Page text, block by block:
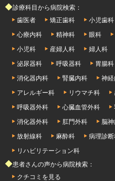
◆診療科目から病院検索：
歯医者
矯正歯科 小児歯科
心療内科
精神科 眼科
小児科
産婦人科 婦人科
泌尿器科
呼吸器科 胃腸科
消化器内科
腎臓内科 神
アレルギー科
リウマチ科
呼吸器外科
心臓血管外科
消化器外科
肛門外科 脳
放射線科
麻酔科 病理診
リハビリテーション科
◆患者さんの声から病院検索：
クチコミを見る